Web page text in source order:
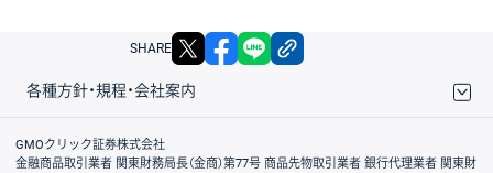
SHARE X facebook
各種方針・規程・会社案内
取引規程・約款
サイトマップ
その他のご案内
個人情報保護方針
最良執行方針
サイトのご利用について
ディスクレイマー
信託保全
リスク説明
会社案内
GMOクリック証券株式会社
金融商品取引業者 関東財務局長（金商）第77号 商品先物取引業者 銀行代理業者 関東財